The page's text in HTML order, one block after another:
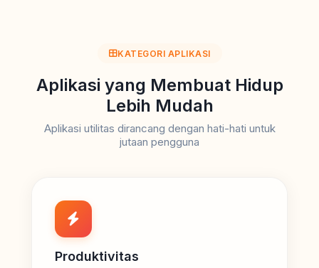
KATEGORI APLIKASI
Aplikasi yang Membuat Hidup
Lebih Mudah
Aplikasi utilitas dirancang dengan hati-hati untuk
jutaan pengguna
Produktivitas